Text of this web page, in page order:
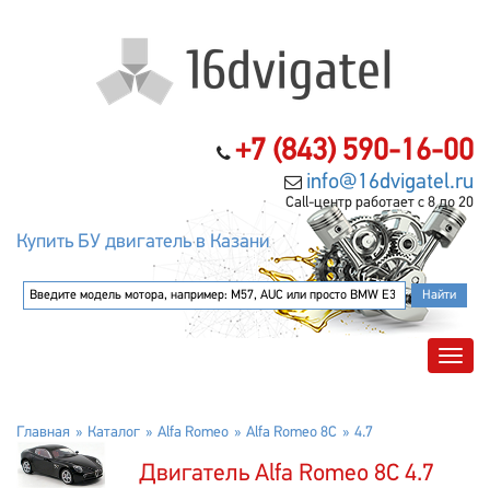
+7 (843) 590-16-00
info@16dvigatel.ru
Call-центр работает с 8 до 20
Купить БУ двигатель в Казани
Главная Каталог Alfa Romeo Alfa Romeo 8C 4.7
Двигатель Alfa Romeo 8C 4.7